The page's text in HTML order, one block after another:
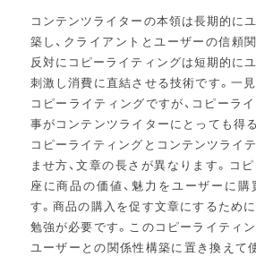
コンテンツライターの本領は長期的に
築し、クライアントとユーザーの信頼
反対にコピーライティングは短期的に
刺激し消費に直結させる技術です。一
コピーライティングですが、コピーラ
事がコンテンツライターにとっても得
コピーライティングとコンテンツライ
ませ方、文章の長さが異なります。コ
座に商品の価値、魅力をユーザーに
す。商品の購入を促す文章にするため
勉強が必要です。このコピーライティ
ユーザーとの関係性構築に置き換えて